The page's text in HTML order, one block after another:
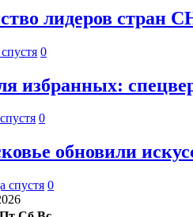
лидеров стран
0
избранных:
0
обновили
спустя 0